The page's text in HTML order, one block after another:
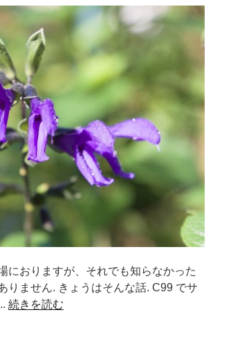
におりますが、それでも知らなかった
りません. きょうはそんな話. C99 でサ
続きを読む